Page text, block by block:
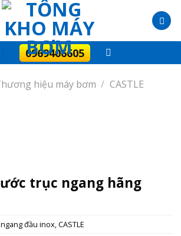
0969406605
hiệu máy bơm / CASTLE
trục ngang hãng
đầu inox,CASTLE